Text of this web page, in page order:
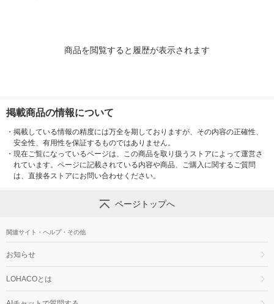
商品を閲覧すると履歴が表示されます
掲載商品の情報について
・ 掲載している情報の精度には万全を期しておりますが、その内容の正確性、
安全性、有用性を保証するものではありません。
・ 現在ご覧になっているページは、この商品を取り扱うストアによって運営さ
れています。ページに記載されている内容や商品、ご購入に関するご質問
は、直接各ストアにお問い合わせください。
ページトップへ
関連サイト・ヘルプ・その他
お知らせ
LOHACOとは